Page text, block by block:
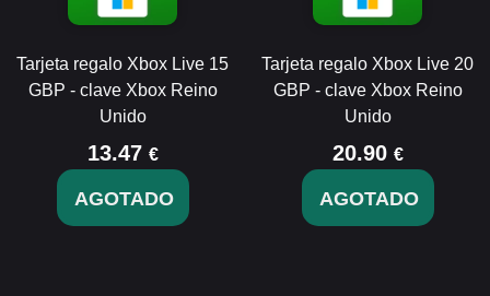
Tarjeta regalo Xbox Live 15
GBP - clave Xbox Reino
Unido
13.47 €
AGOTADO
Tarjeta regalo Xbox Live 20
GBP - clave Xbox Reino
Unido
20.90 €
AGOTADO